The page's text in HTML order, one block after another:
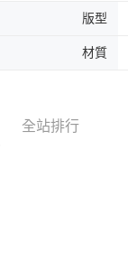
版型
材質
全站排行